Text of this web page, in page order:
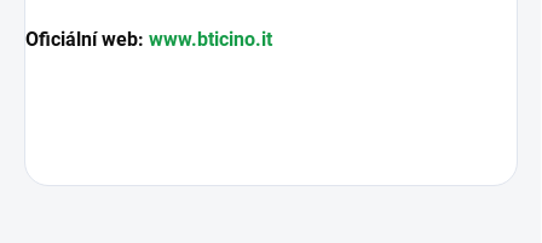
Oficiální web: www.bticino.it